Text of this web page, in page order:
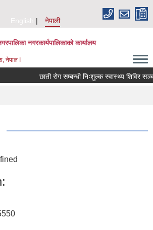
English
नेपाली
नगरकार्यपालिकाको कार्यालय
नेपाल I
छाती रोग सम्बन्धी निःशुल्क स्वास्थ्य शिविर